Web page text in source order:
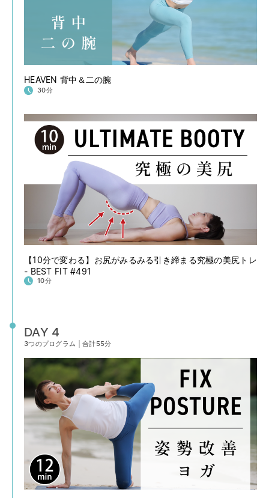
HEAVEN 背中＆二の腕
30分
【10分で変わる】お尻がみるみる引き締まる究極の美尻トレ
- BEST FIT #491
10分
DAY 4
3つのプログラム 合計55分